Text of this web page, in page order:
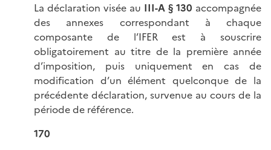
La déclaration visée au III-A § 130 accompagnée
des annexes correspondant à chaque
composante de l’IFER est à souscrire
obligatoirement au titre de la première année
d’imposition, puis uniquement en cas de
modification d’un élément quelconque de la
précédente déclaration, survenue au cours de la
période de référence.
170